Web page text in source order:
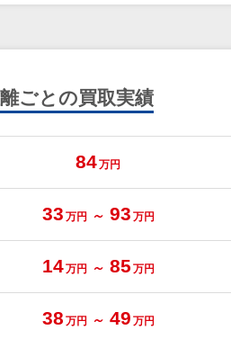
ごとの買取実績
84万円
33 万円～ 93 万円
14万円～ 85 万円
38 万円～ 49 万円